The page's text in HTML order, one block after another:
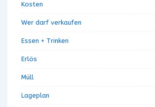
Kosten
Wer darf verkaufen
Essen + Trinken
Erlös
Müll
Lageplan